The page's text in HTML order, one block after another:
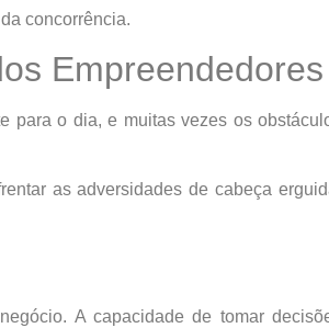
concorrência.
Empreendedores
para o dia, e muitas vezes os
as adversidades de cabeça
A capacidade de tomar